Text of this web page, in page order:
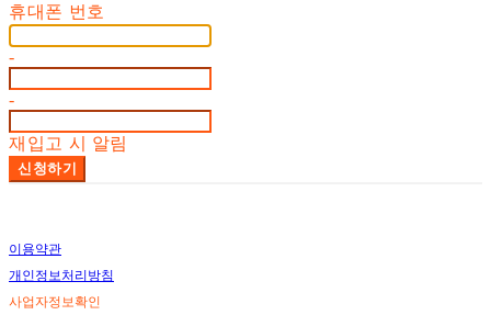
휴대폰 번호
-
-
재입고 시 알림
신청하기
이용약관
개인정보처리방침
사업자정보확인